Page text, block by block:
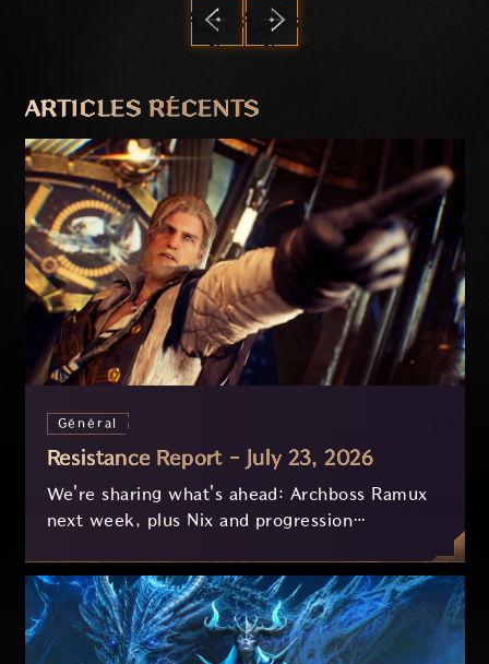
ARTICLES RÉCENTS
Général
Resistance Report - July 23, 2026
We're sharing what's ahead: Archboss Ramux
next week, plus Nix and progression
on your feedback.